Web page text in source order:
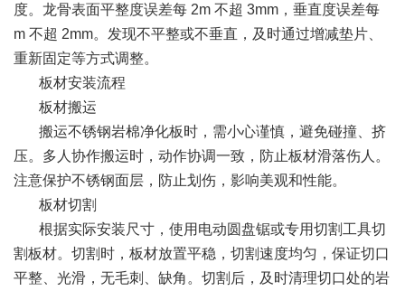
度。龙骨表面平整度误差每 2m 不超 3mm，垂直度误差每
m 不超 2mm。发现不平整或不垂直，及时通过增减垫片、
重新固定等方式调整。
板材安装流程
板材搬运
搬运不锈钢岩棉净化板时，需小心谨慎，避免碰撞、挤
压。多人协作搬运时，动作协调一致，防止板材滑落伤人。
注意保护不锈钢面层，防止划伤，影响美观和性能。
板材切割
根据实际安装尺寸，使用电动圆盘锯或专用切割工具切
割板材。切割时，板材放置平稳，切割速度均匀，保证切口
平整、光滑，无毛刺、缺角。切割后，及时清理切口处的岩